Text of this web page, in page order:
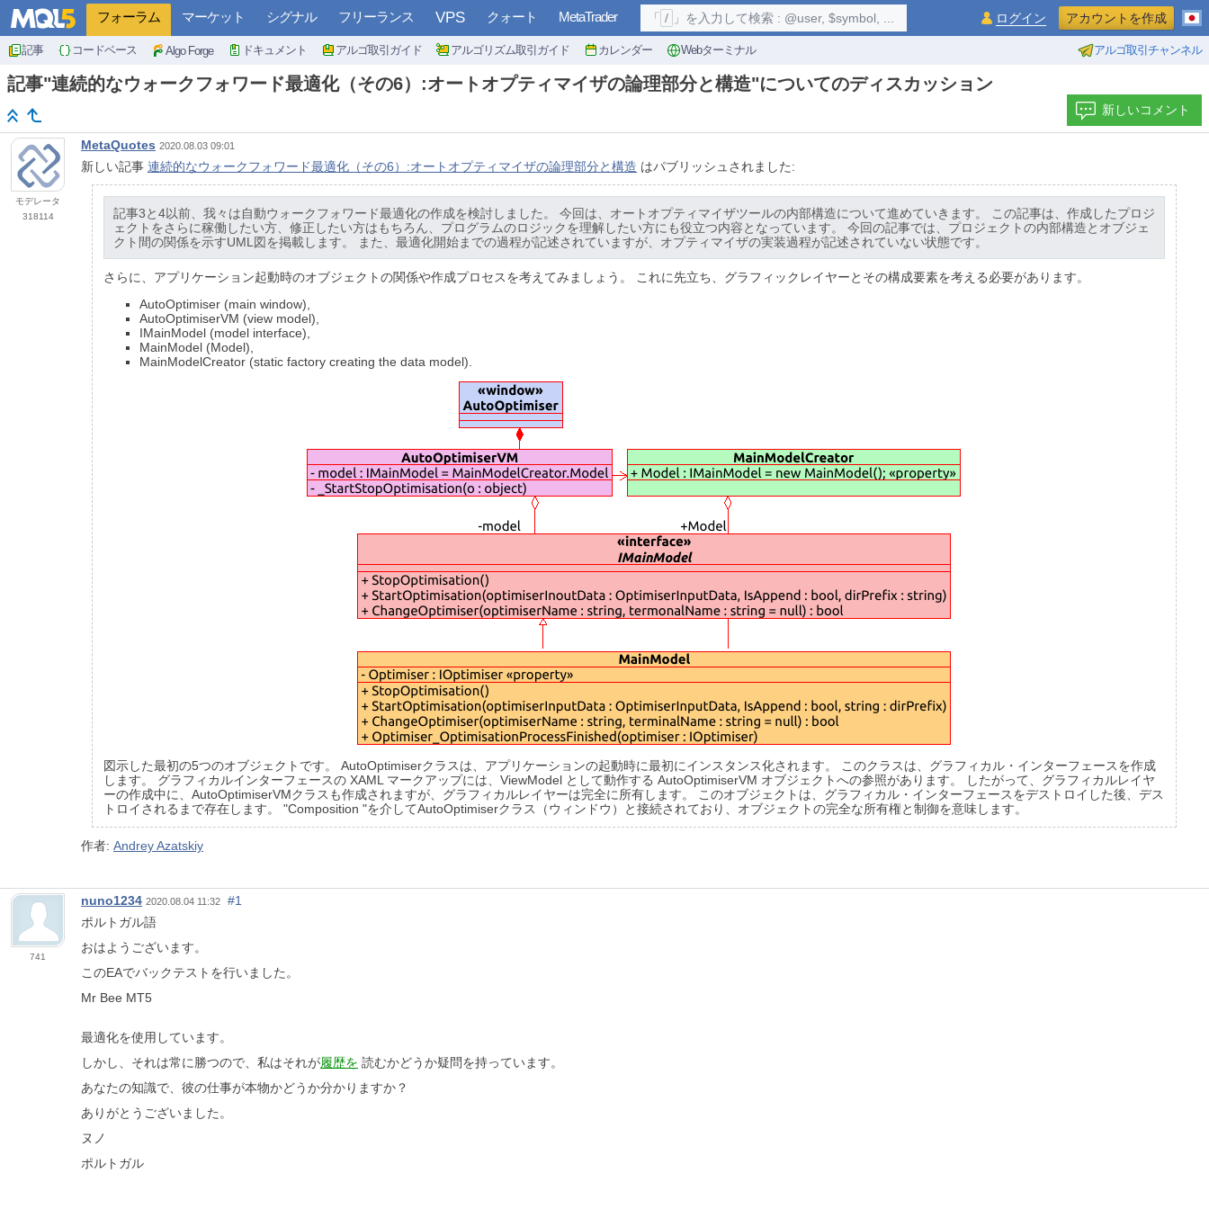
フォーラム マーケット シグナル フリーランス VPS クォート MetaTrader
記事 コードベース Algo Forge ドキュメント アルゴ取引ガイド アルゴリズム取引ガイド カレンダー Webターミナル アルゴ取引チャンネル
「 / 」を入力して検索 : @user, $symbol, ... ログイン アカウントを作成
記事"連続的なウォークフォワード最適化（その6）:オートオプティマイザの論理部分と構造"についてのディスカッション
新しいコメント
モデレータ
318114
MetaQuotes 2020.08.03 09:01
新しい記事 連続的なウォークフォワード最適化（その6）:オートオプティマイザの論理部分と構造 はパブリッシュされました:
記事3と4以前、我々は自動ウォークフォワード最適化の作成を検討しました。 今回は、オートオプティマイザツールの内部構造について進めていきます。 この記事は、作成したプロジ
ェクトをさらに稼働したい方、修正したい方はもちろん、プログラムのロジックを理解したい方にも役立つ内容となっています。 今回の記事では、プロジェクトの内部構造とオブジェ
クト間の関係を示すUML図を掲載します。 また、最適化開始までの過程が記述されていますが、オプティマイザの実装過程が記述されていない状態です。
さらに、アプリケーション起動時のオブジェクトの関係や作成プロセスを考えてみましょう。 これに先立ち、グラフィックレイヤーとその構成要素を考える必要があります。
AutoOptimiser (main window),
AutoOptimiserVM (view model),
IMainModel (model interface),
MainModel (Model),
MainModelCreator (static factory creating the data model).
図示した最初の5つのオブジェクトです。 AutoOptimiserクラスは、アプリケーションの起動時に最初にインスタンス化されます。 このクラスは、グラフィカル・インターフェースを作成
します。 グラフィカルインターフェースの XAML マークアップには、ViewModel として動作する AutoOptimiserVM オブジェクトへの参照があります。 したがって、グラフィカルレイヤ
ーの作成中に、AutoOptimiserVMクラスも作成されますが、グラフィカルレイヤーは完全に所有します。 このオブジェクトは、グラフィカル・インターフェースをデストロイした後、デス
トロイされるまで存在します。 "Composition "を介してAutoOptimiserクラス（ウィンドウ）と接続されており、オブジェクトの完全な所有権と制御を意味します。
作者: Andrey Azatskiy
741
nuno1234 2020.08.04 11:32
#1
ポルトガル語
おはようございます。
このEAでバックテストを行いました。
Mr Bee MT5
最適化を使用しています。
しかし、それは常に勝つので、私はそれが履歴を 読むかどうか疑問を持っています。
あなたの知識で、彼の仕事が本物かどうか分かりますか？
ありがとうございました。
ヌノ
ポルトガル